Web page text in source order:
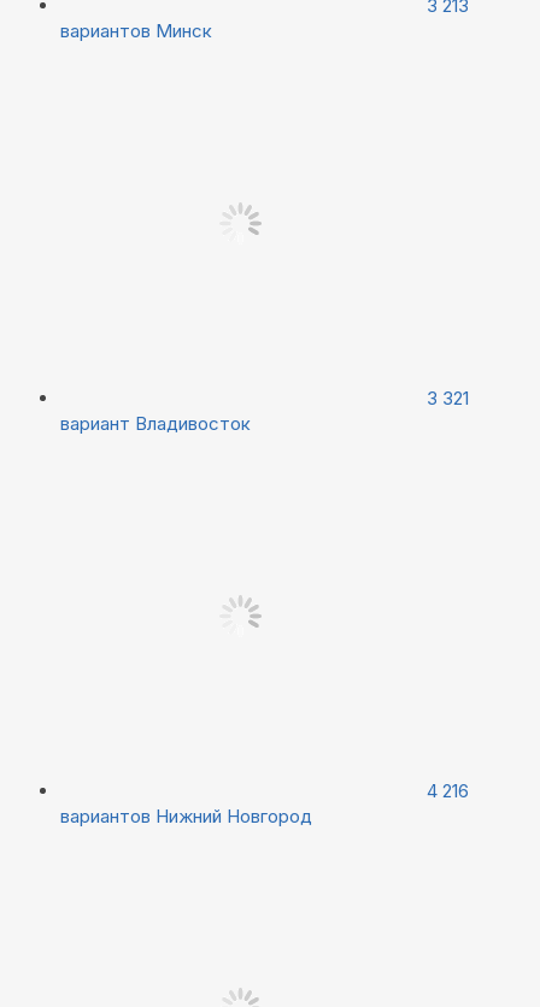
3 213
вариантов Минск
3 321
вариант Владивосток
4 216
вариантов Нижний Новгород